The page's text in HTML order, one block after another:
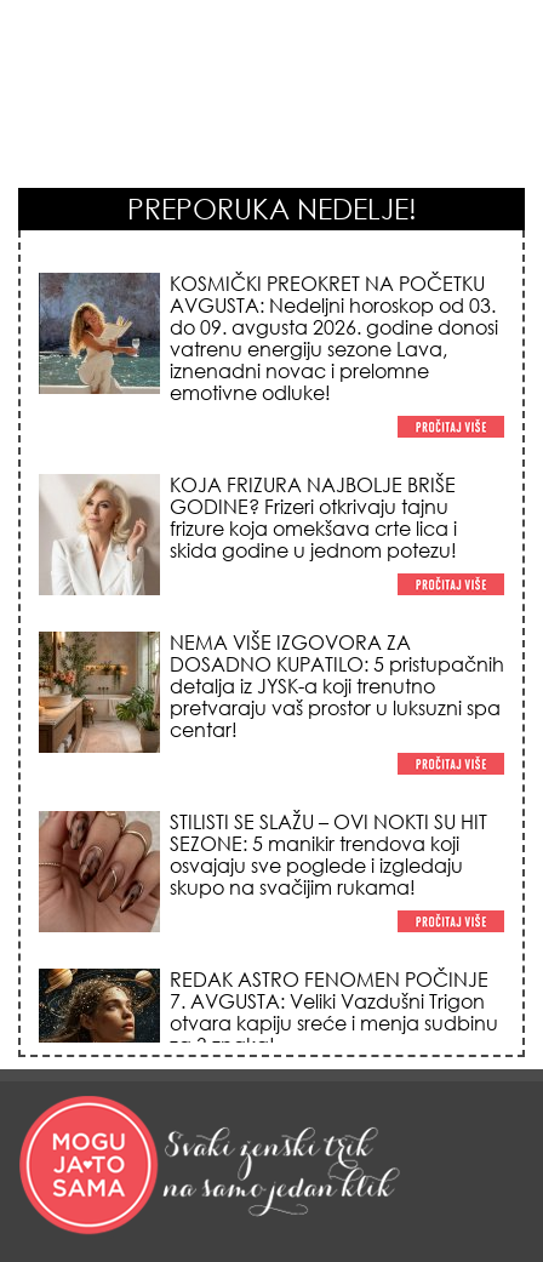
PREPORUKA NEDELJE!
KOJA FRIZURA NAJBOLJE BRIŠE
GODINE? Frizeri otkrivaju tajnu
frizure koja omekšava crte lica i
skida godine u jednom potezu!
NEMA VIŠE IZGOVORA ZA
detalja iz JYSK-a koji trenutno
pretvaraju vaš prostor u luksuzni spa
centar!
SEZONE: 5 manikir trendova koji
osvajaju sve poglede i izgledaju
skupo na svačijim rukama!
REDAK ASTRO FENOMEN POČINJE
otvara kapiju sreće i menja sudbinu
za 3 znaka!
LJUDI U SRBIJI MASOVNO KUPUJU
peškirom i ledom koji rashlađuje stan
na +35 za 10 minuta (BEZ KLIME)!
ako želite da vam kosa raste kao iz
vode i privučete novu ljubav!